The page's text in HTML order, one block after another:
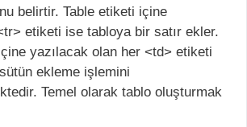
belirtir. Table etiketi içine
etiketi ise tabloya bir satır ekler.
yazılacak olan her <td> etiketi
ekleme işlemini
Temel olarak tablo oluşturmak